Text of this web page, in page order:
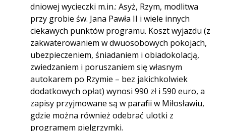
dniowej wycieczki m.in.: Asyż, Rzym, modlitwa
przy grobie św. Jana Pawła II i wiele innych
ciekawych punktów programu. Koszt wyjazdu (z
zakwaterowaniem w dwuosobowych pokojach,
ubezpieczeniem, śniadaniem i obiadokolacją,
zwiedzaniem i poruszaniem się własnym
autokarem po Rzymie – bez jakichkolwiek
dodatkowych opłat) wynosi 990 zł i 590 euro, a
zapisy przyjmowane są w parafii w Miłosławiu,
gdzie można również odebrać ulotki z
programem pielgrzymki.